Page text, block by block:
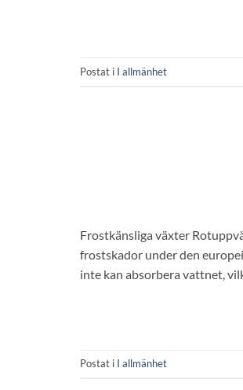
Postat i I allmänhet
Frostkänsliga växter
frostskador under den
inte kan absorbera vattnet,
Postat i I allmänhet